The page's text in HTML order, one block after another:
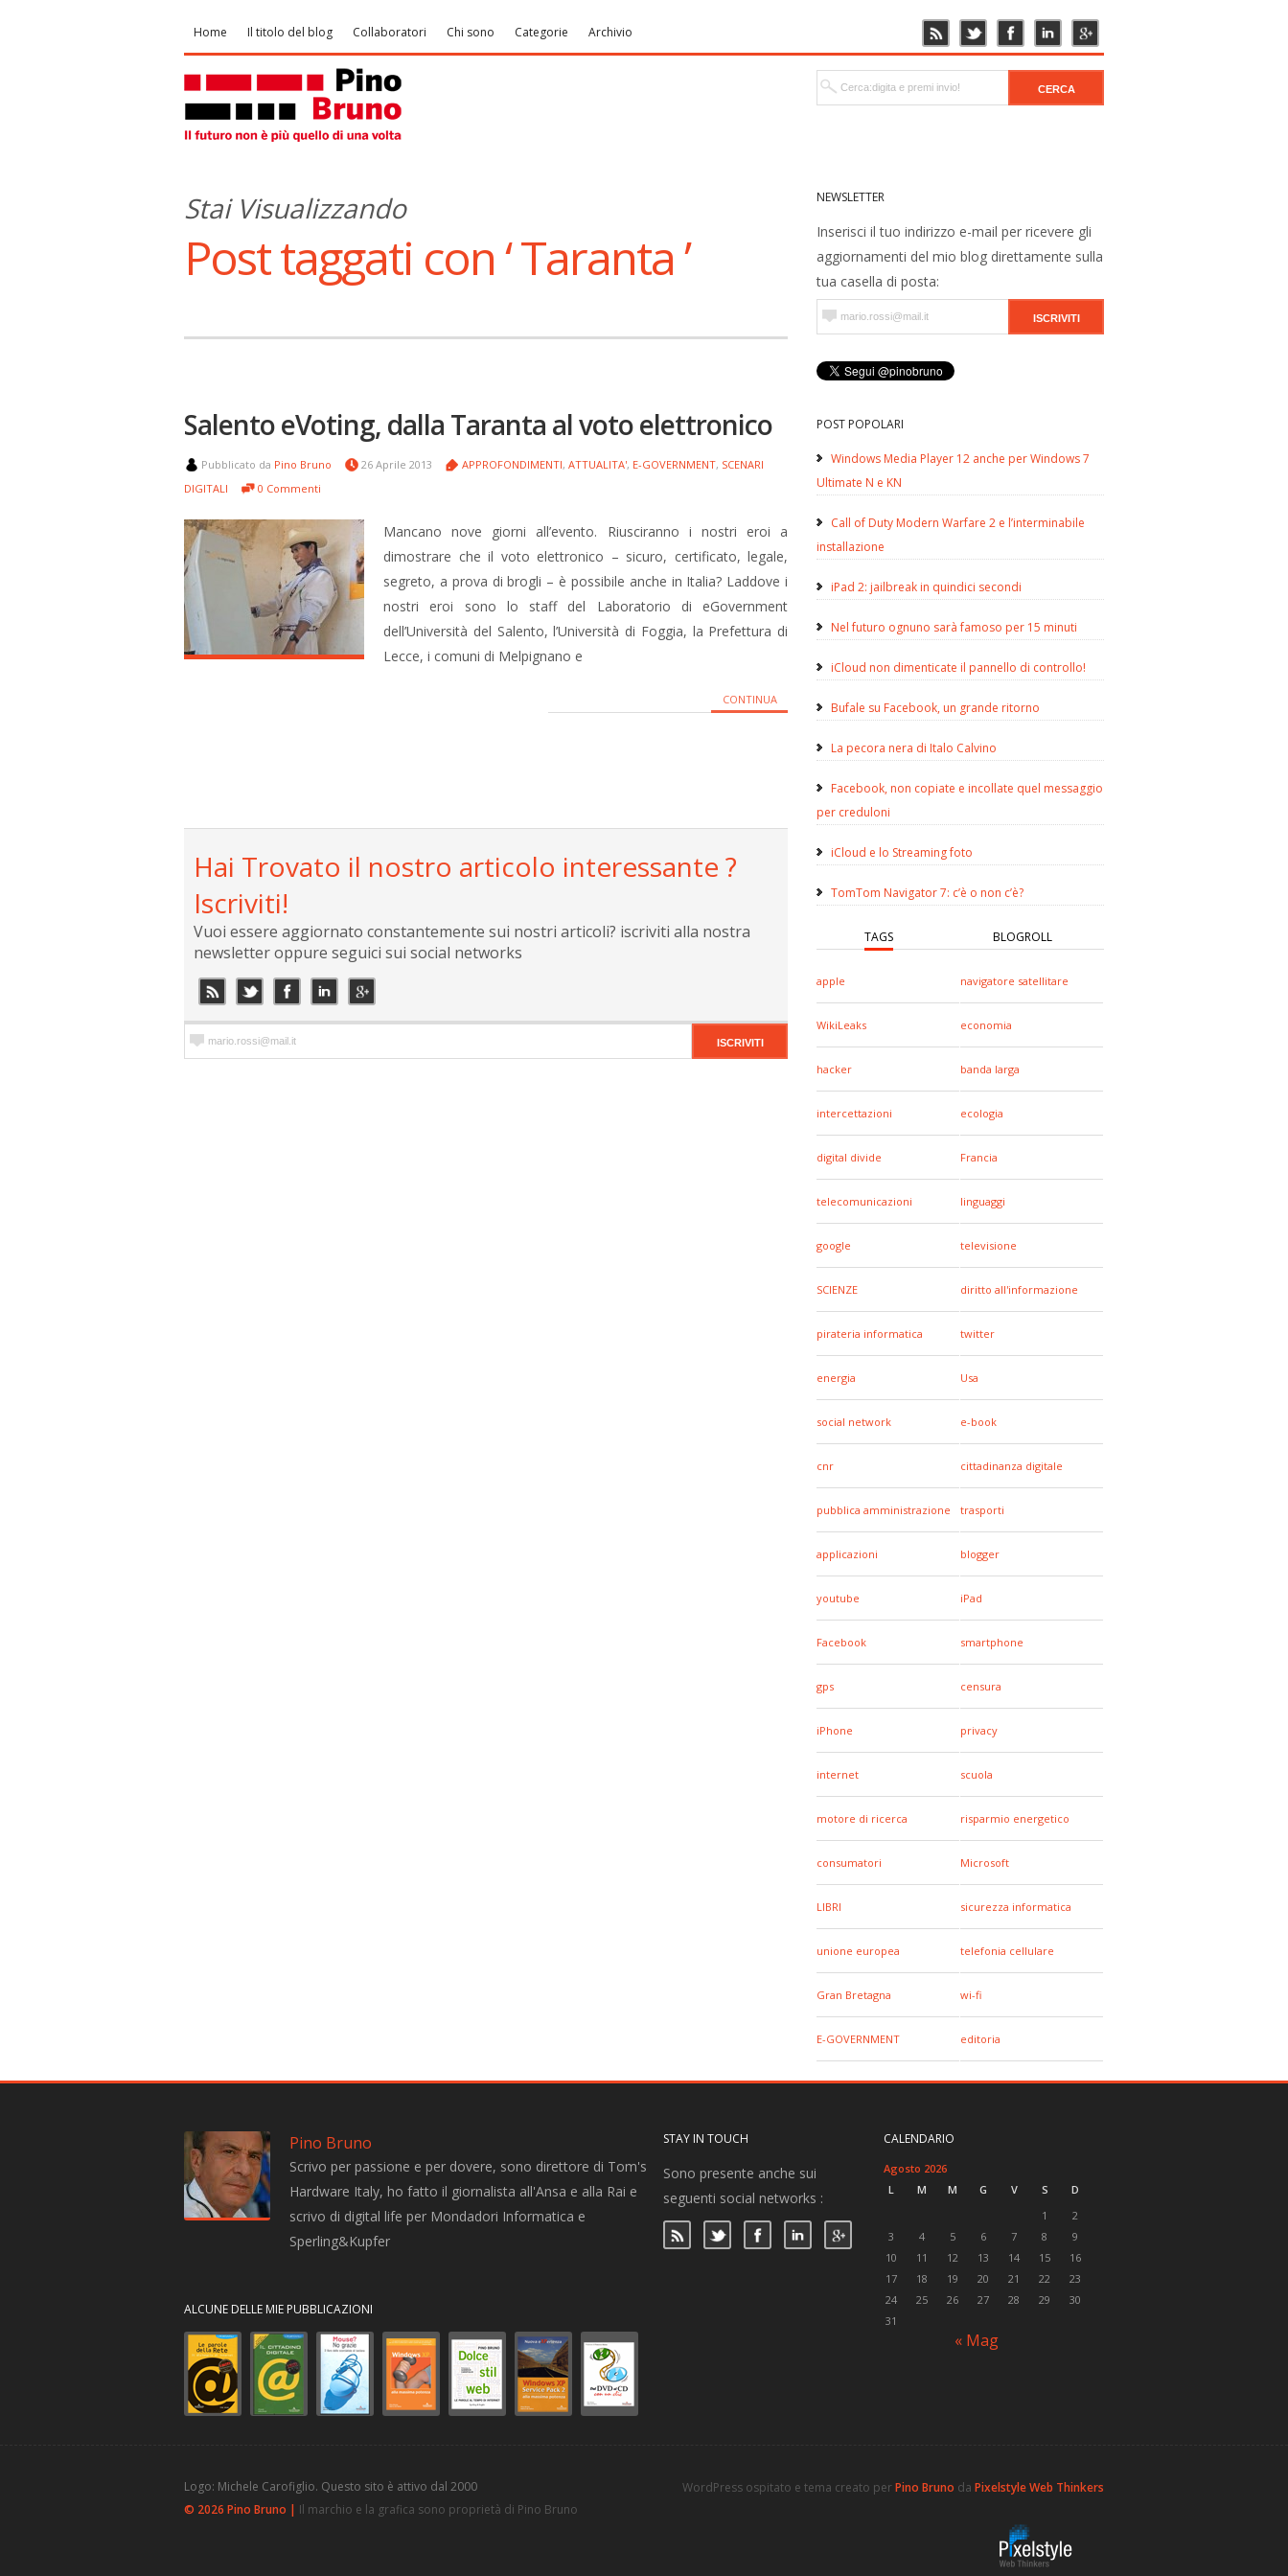
Home Il titolo del blog Collaboratori Chi sono Categorie Archivio
NEWSLETTER
Inserisci il tuo indirizzo e-mail per ricevere gli
aggiornamenti del mio blog direttamente sulla
tua casella di posta:
POST POPOLARI
Windows Media Player 12 anche per Windows 7
Ultimate N e KN
Call of Duty Modern Warfare 2 e l’interminabile
installazione
iPad 2: jailbreak in quindici secondi
Nel futuro ognuno sarà famoso per 15 minuti
iCloud non dimenticate il pannello di controllo!
Bufale su Facebook, un grande ritorno
La pecora nera di Italo Calvino
Facebook, non copiate e incollate quel messaggio
per creduloni
iCloud e lo Streaming foto
TomTom Navigator 7: c’è o non c’è?
TAGS BLOGROLL
apple navigatore satellitare
WikiLeaks economia
hacker banda larga
intercettazioni ecologia
digital divide Francia
telecomunicazioni linguaggi
google televisione
SCIENZE diritto all'informazione
pirateria informatica twitter
energia Usa
social network e-book
cnr cittadinanza digitale
pubblica amministrazione trasporti
applicazioni blogger
youtube iPad
Facebook smartphone
gps censura
iPhone privacy
internet scuola
motore di ricerca risparmio energetico
consumatori Microsoft
LIBRI sicurezza informatica
unione europea telefonia cellulare
Gran Bretagna wi-fi
E-GOVERNMENT editoria
Stai Visualizzando
Post taggati con ‘ Taranta ’
Salento eVoting, dalla Taranta al voto elettronico
Pubblicato da Pino Bruno 26 Aprile 2013 APPROFONDIMENTI, ATTUALITA', E-GOVERNMENT, SCENARI
DIGITALI
0 Commenti
Mancano nove giorni all’evento. Riusciranno i nostri eroi a
dimostrare che il voto elettronico – sicuro, certificato, legale,
segreto, a prova di brogli – è possibile anche in Italia? Laddove i
nostri eroi sono lo staff del Laboratorio di eGovernment
dell’Università del Salento, l’Università di Foggia, la Prefettura di
Lecce, i comuni di Melpignano e
CONTINUA
Hai Trovato il nostro articolo interessante ?
Iscriviti!
Vuoi essere aggiornato constantemente sui nostri articoli? iscriviti alla nostra
newsletter oppure seguici sui social networks
Pino Bruno
Scrivo per passione e per dovere, sono direttore di Tom's
Hardware Italy, ho fatto il giornalista all'Ansa e alla Rai e
scrivo di digital life per Mondadori Informatica e
Sperling&Kupfer
ALCUNE DELLE MIE PUBBLICAZIONI
STAY IN TOUCH
Sono presente anche sui
seguenti social networks :
CALENDARIO
Agosto 2026
L
M M G V S
D
1
2
3
4 5 6 7 8
9
10
11 12 13 14 15
16
17
18 19 20 21 22
23
24
25 26 27 28 29
30
31
« Mag
WordPress ospitato e tema creato perPino Bruno da Pixelstyle Web Thinkers
Logo: Michele Carofiglio. Questo sito è attivo dal 2000
© 2026 Pino Bruno | Il marchio e la grafica sono proprietà di Pino Bruno